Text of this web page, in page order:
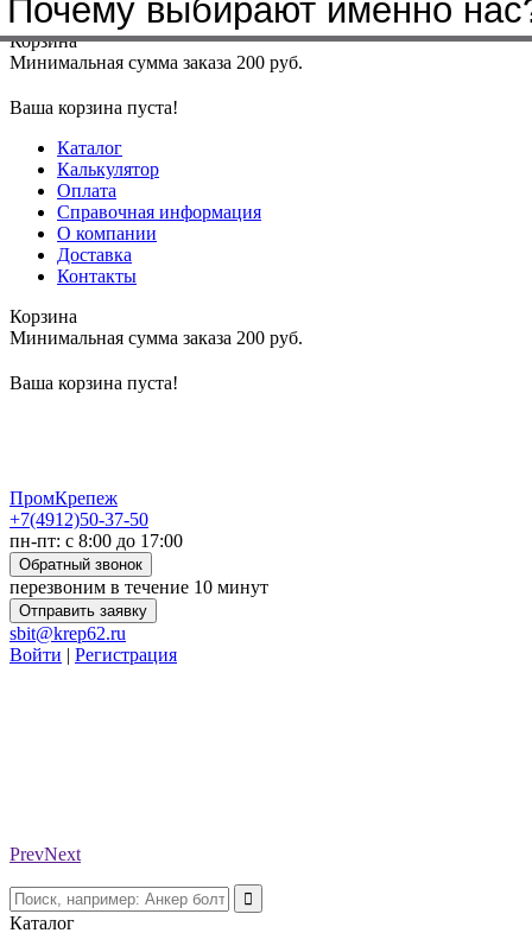
Меню+7(4912)50-37-50sbit@krep62.ru
Корзина
Минимальная сумма заказа 200 руб.
Ваша корзина пуста!
Каталог
Калькулятор
Оплата
Справочная информация
О компании
Доставка
Контакты
Корзина
Минимальная сумма заказа 200 руб.
Ваша корзина пуста!
ПромКрепеж
+7(4912)50-37-50
пн-пт: с 8:00 до 17:00
Обратный звонок
перезвоним в течение 10 минут
Отправить заявку
sbit@krep62.ru
Войти | Регистрация
PrevNext
Каталог
Почему выбирают именно